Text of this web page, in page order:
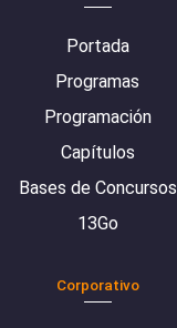
Portada
Programas
Programación
Capítulos
Bases de Concursos
13Go
Corporativo